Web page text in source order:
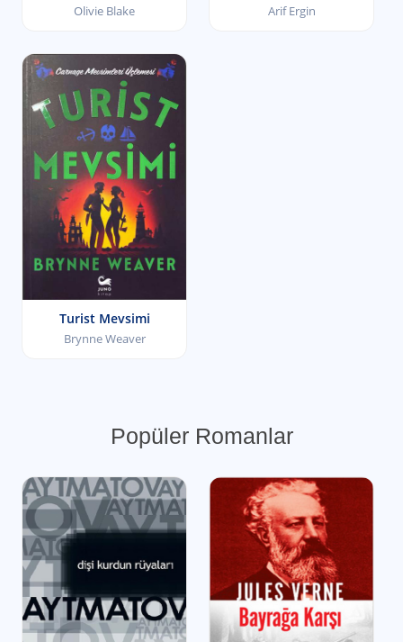
Olivie Blake Arif Ergin
Turist Mevsimi
Brynne Weaver
Popüler Romanlar